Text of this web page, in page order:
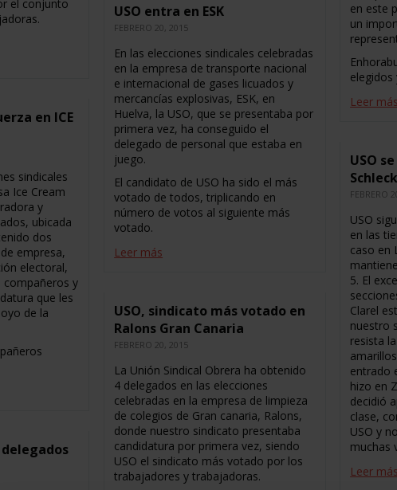
el conjunto
en este
un
elegidos
Leer más
USO entra en ESK
FEBRERO 20, 2015
En las elecciones sindicales celebradas
en la empresa de transporte nacional
e internacional de gases licuados y
mercancías explosivas, ESK, en
Huelva, la USO, que se presentaba por
primera vez, ha conseguido el
delegado de personal que estaba en
juego.
El candidato de USO ha sido el más
votado de todos, triplicando en
número de votos al siguiente más
votado.
Leer más
en ICE
sindicales
Ice Cream
y
ubicada
dos
empresa,
electoral,
compañeros y
que les
de la
USO
FEBRERO
USO
en las
caso en
5. El
Clarel
nuestro
resista
entrado
hizo en
decidió
clase,
USO y
muchas
Leer más
USO, sindicato más votado en
Ralons Gran Canaria
FEBRERO 20, 2015
La Unión Sindical Obrera ha obtenido
4 delegados en las elecciones
celebradas en la empresa de limpieza
de colegios de Gran canaria, Ralons,
donde nuestro sindicato presentaba
candidatura por primera vez, siendo
USO el sindicato más votado por los
trabajadores y trabajadoras.